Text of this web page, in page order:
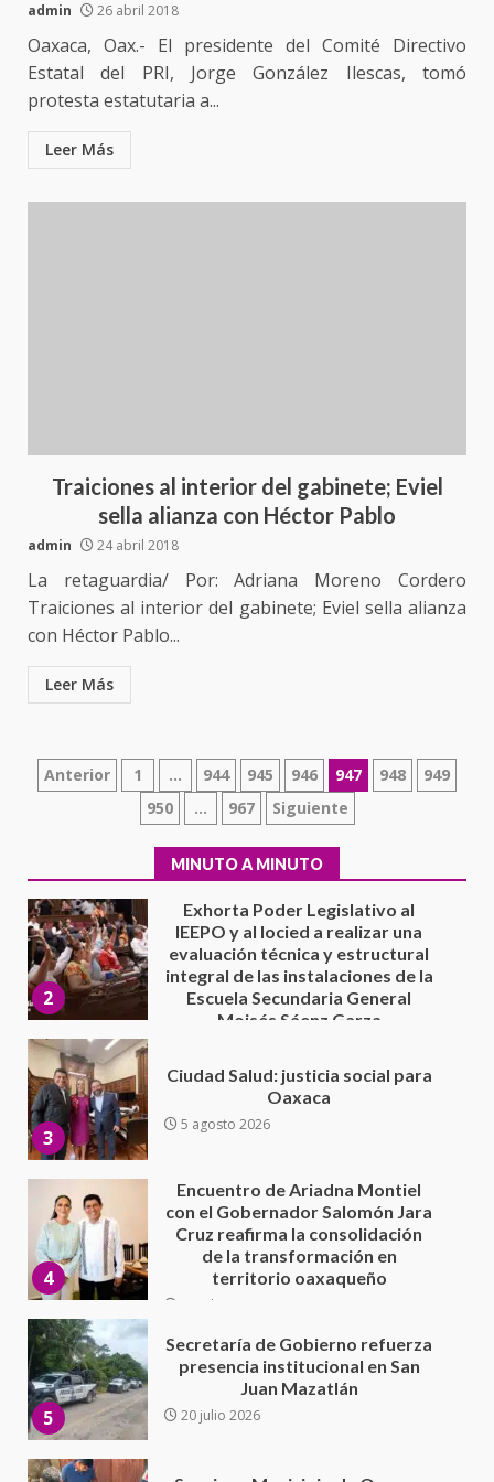
admin 26 abril 2018
Oaxaca, Oax.- El presidente del Comité Directivo
Estatal del PRI, Jorge González Ilescas, tomó
protesta estatutaria a...
Leer Más
Traiciones al interior del gabinete; Eviel
sella alianza con Héctor Pablo
admin 24 abril 2018
La retaguardia/ Por: Adriana Moreno Cordero
Traiciones al interior del gabinete; Eviel sella alianza
con Héctor Pablo...
Leer Más
Paginación
entradas
Anterior 1 … 944 945 946 947 948
949
950
… 967 Siguiente
MINUTO A MINUTO
3
5 agosto 2026
4
Encuentro de Ariadna Montiel
con el Gobernador Salomón Jara
7
Detienen a Ernesto Ruffo en Baja
California; FGR lo investiga por
contrabando
16 julio 2026
Avanza con orden y tranquilidad
Exhorta Poder Legislativo al
IEEPO y al Iocied a realizar una
evaluación técnica y estructural
Escuela Secundaria General
Moisés Sáenz Garza
5 agosto 2026
3
Ciudad Salud: justicia social para
Oaxaca
5 agosto 2026
4
con el Gobernador Salomón Jara
Cruz reafirma la consolidación
de la transformación en
5
Secretaría de Gobierno refuerza
presencia institucional en San
Juan Mazatlán
20 julio 2026
6
Sanciona Municipio de Oaxaca
de Juárez caso de maltrato
animal tras denuncia ciudadana
16 julio 2026